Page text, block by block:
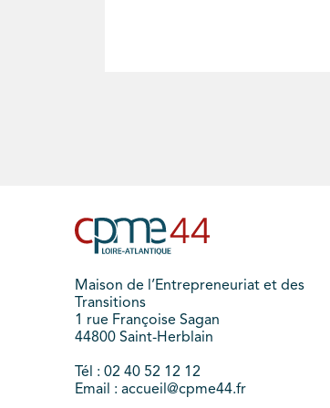
Maison de l’Entrepreneuriat et des
Transitions
1 rue Françoise Sagan
44800 Saint-Herblain
Tél : 02 40 52 12 12
Email : accueil@cpme44.fr